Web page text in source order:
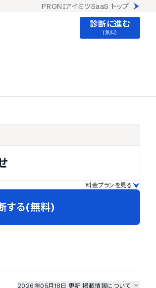
PRONIアイミツSaaS トップ
診断に進む
(無料)
料金プランを見る
する(無料)
2026年05月18日 更新掲載情報について